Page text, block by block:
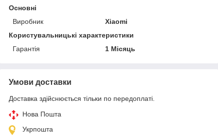
Основні
Виробник
Xiaomi
Користувальницькі характеристики
Гарантія
1 Місяць
Умови доставки
Доставка здійснюється тільки по передоплаті.
Нова Пошта
Укрпошта